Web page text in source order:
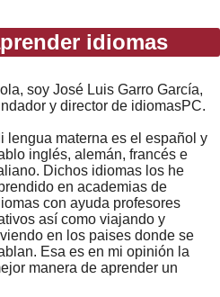
idiomas
soy José Luis Garro García,
y director de idiomasPC.
lengua materna es el español y
inglés, alemán, francés e
Dichos idiomas los he
en academias de
con ayuda profesores
así como viajando y
en los paises donde se
Esa es en mi opinión la
manera de aprender un